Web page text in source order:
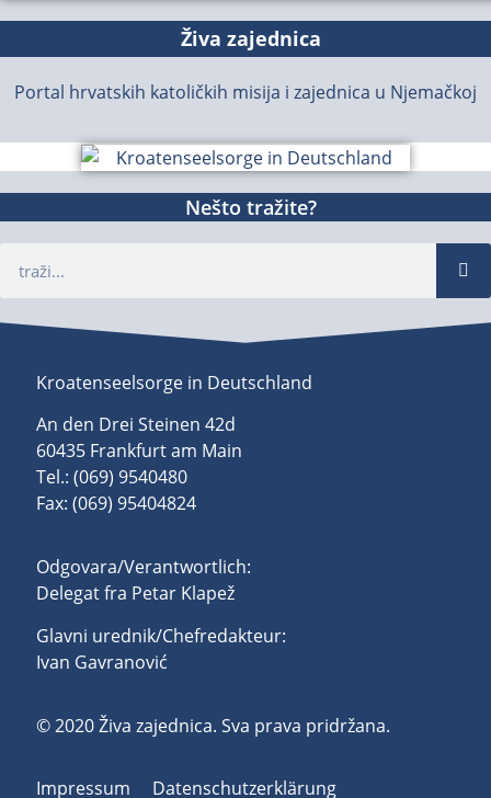
Živa zajednica
Portal hrvatskih katoličkih misija i zajednica u Njemačkoj
Nešto tražite?
Kroatenseelsorge in Deutschland
An den Drei Steinen 42d
60435 Frankfurt am Main
Tel.: (069) 9540480
Fax: (069) 95404824
Odgovara/Verantwortlich:
Delegat fra Petar Klapež
Glavni urednik/Chefredakteur:
Ivan Gavranović
© 2020 Živa zajednica. Sva prava pridržana.
Impressum
Datenschutzerklärung